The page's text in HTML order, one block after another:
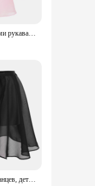
that
to
Купальник с длинными рукавами для девочек, гимнастическая тренировочная одежда, балетное платье-пачка, сценический танцевальный костюм с юбкой
Юбки для балета и танцев, детская шифоновая эластичная тренировочная одежда для девочек, базовое классическое танцевальное платье для сценического танцевального костюма